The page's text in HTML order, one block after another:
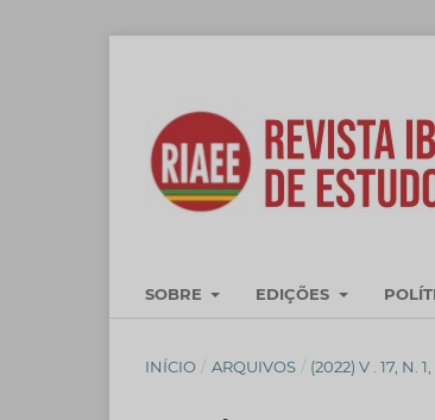
SOBRE EDIÇÕES
INÍCIO / ARQUIVOS / (2022) V . 17, N.